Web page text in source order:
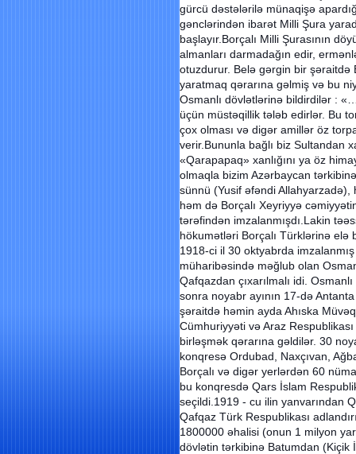
gürcü dəstələrilə münaqişə
gənclərindən ibarət Milli Şura
başlayır.Borçalı Milli Şurasının
almanları darmadağın edir,
otuzdurur. Belə gərgin bir şəraitdə
yaratmaq qərarına gəlmiş və bu
Osmanlı dövlətlərinə bildirdilər :
üçün müstəqillik tələb edirlər. Bu
çox olması və digər amillər öz
verir.Bununla bağlı biz Sultandan
«Qarapapaq» xanlığını ya öz
olmaqla bizim Azərbaycan
sünnü (Yusif əfəndi Allahyarzadə),
həm də Borçalı Xeyriyyə
tərəfindən imzalanmışdı.Lakin
hökumətləri Borçalı Türklərinə elə
1918-ci il 30 oktyabrda
müharibəsində məğlub olan
Qafqazdan çıxarılmalı idi.
sonra noyabr ayının 17-də
şəraitdə həmin ayda Ahıska
Cümhuriyyəti və Araz
birləşmək qərarına gəldilər. 30
konqresə Ordubad, Naxçıvan,
Borçalı və digər yerlərdən 60
bu konqresdə Qars İslam
seçildi.1919 - cu ilin yanvarından
Qafqaz Türk Respublikası
1800000 əhalisi (onun 1 milyon
dövlətin tərkibinə Batumdan